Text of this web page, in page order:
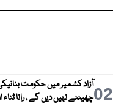
02آزاد کشمیر میں حکومت
چھیننے نہیں دیں گے ، رانا ثناء